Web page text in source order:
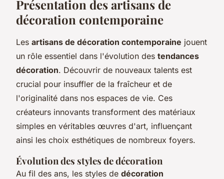
Présentation des artisans de
décoration contemporaine
Les artisans de décoration contemporaine jouent
un rôle essentiel dans l'évolution des tendances
décoration. Découvrir de nouveaux talents est
crucial pour insuffler de la fraîcheur et de
l'originalité dans nos espaces de vie. Ces
créateurs innovants transforment des matériaux
simples en véritables œuvres d'art, influençant
ainsi les choix esthétiques de nombreux foyers.
Évolution des styles de décoration
Au fil des ans, les styles de décoration